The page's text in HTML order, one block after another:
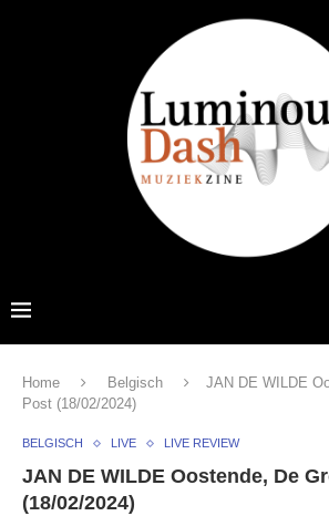
Home Belgisch
JAN DE WILDE
Post (18/02/2024)
BELGISCH LIVE LIVE REVIEW
JAN DE WILDE Oostende, De
(18/02/2024)